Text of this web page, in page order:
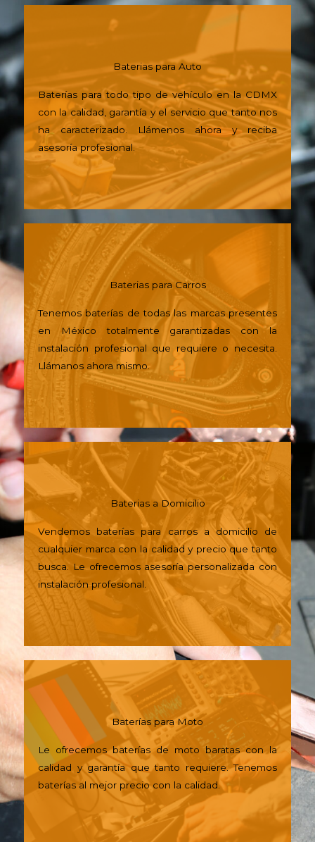
Baterias para Auto
Baterías para todo tipo de vehículo en la CDMX
con la calidad, garantía y el servicio que tanto nos
ha caracterizado. Llámenos ahora y reciba
asesoría profesional.
Baterias para Carros
Tenemos baterías de todas las marcas presentes
en México totalmente garantizadas con la
instalación profesional que requiere o necesita.
Llámanos ahora mismo.
Baterias a Domicilio
Vendemos baterías para carros a domicilio de
cualquier marca con la calidad y precio que tanto
busca. Le ofrecemos asesoría personalizada con
instalación profesional.
Baterías para Moto
Le ofrecemos baterías de moto baratas con la
calidad y garantía que tanto requiere. Tenemos
baterías al mejor precio con la calidad.